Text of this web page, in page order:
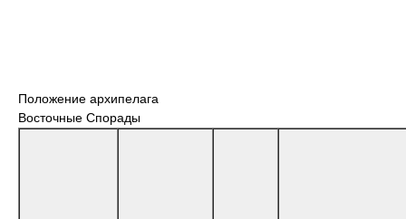
Положение архипелага
Восточные Спорады